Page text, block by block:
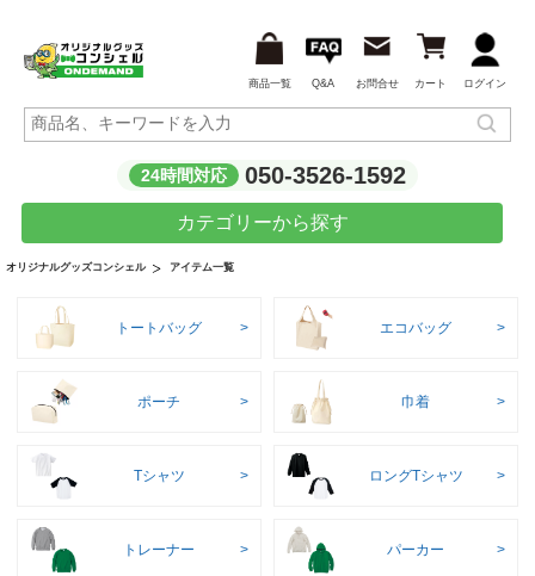
商品一覧 Q&A お問合せ カート ログイン
24時間対応 050-3526-1592
カテゴリーから探す
オリジナルグッズコンシェル アイテム一覧
トートバッグ エコバッグ
ポーチ 巾着
Tシャツ ロングTシャツ
トレーナー パーカー